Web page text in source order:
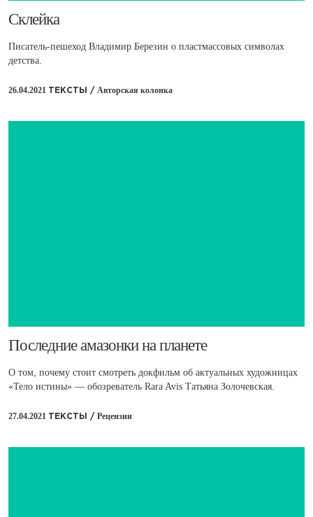
Склейка
Писатель-пешеход Владимир Березин о пластмассовых символах
детства.
26.04.2021 ТЕКСТЫ / Авторская колонка
Последние амазонки на планете
О том, почему стоит смотреть докфильм об актуальных художницах
«Тело истины» — обозреватель Rara Avis Татьяна Золочевская.
27.04.2021 ТЕКСТЫ / Рецензии